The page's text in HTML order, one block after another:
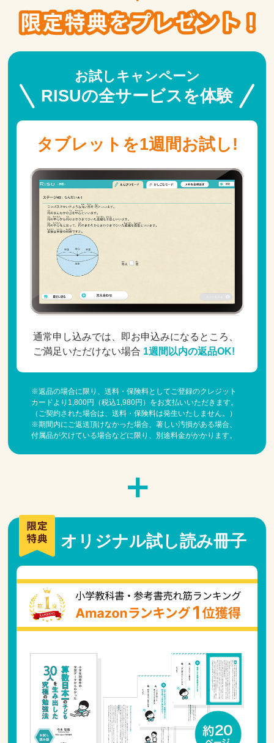
お試しキャンペーン
RISUの全サービスを体験
タブレットを1週間お試し!
通常申し込みでは、即お申込みになるところ、
ご満足いただけない場合 1週間以内の返品OK!
※返品の場合に限り、送料・保険料としてご登録のクレジット
カードより1,800円（税込1,980円）をお支払いいただきます。
（ご契約された場合は、送料・保険料は発生いたしません。）
※期間内にご返送頂けなかった場合、著しい汚損がある場合、
付属品が欠けている場合などに限り、別途料金がかかります。
＋
オリジナル試し読み冊子